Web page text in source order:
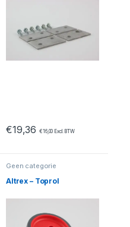
€6,05 tot €14,52
€19,36 €16,00 Excl. BTW
Geen categorie
Altrex – Toprol